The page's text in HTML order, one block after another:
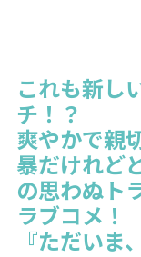
これも新し
チ！？
爽やかで親
暴だけれど
の思わぬト
ラブコメ！
『ただいま